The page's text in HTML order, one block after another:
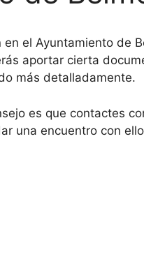
el Ayuntamiento de
aportar cierta
más detalladamente.
es que contactes
una encuentro con